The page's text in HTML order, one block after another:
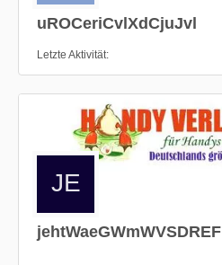
uROCeriCvlXdCjuJvl
Letzte Aktivität
jehtWaeGWmWVSDREF